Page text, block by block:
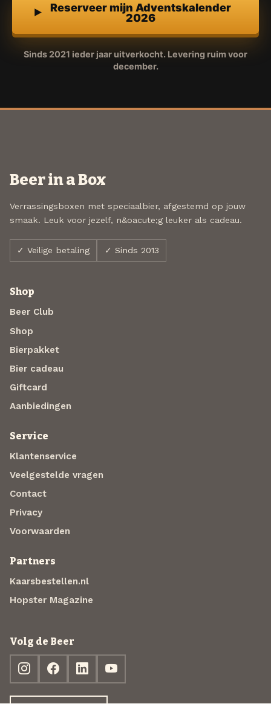
Reserveer mijn Adventskalender
2026
Sinds 2021 ieder jaar uitverkocht. Levering ruim voor
december.
Beer in a Box
Verrassingsboxen met speciaalbier, afgestemd op jouw
smaak. Leuk voor jezelf, n&oacute;g leuker als cadeau.
✓ Veilige betaling ✓ Sinds 2013
Shop
Beer Club
Shop
Bierpakket
Bier cadeau
Giftcard
Aanbiedingen
Service
Klantenservice
Veelgestelde vragen
Contact
Privacy
Voorwaarden
Partners
Kaarsbestellen.nl
Hopster Magazine
Volg de Beer